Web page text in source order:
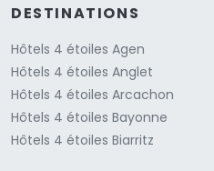
DESTINATIONS
Hôtels 4 étoiles Agen
Hôtels 4 étoiles Anglet
Hôtels 4 étoiles Arcachon
Hôtels 4 étoiles Bayonne
Hôtels 4 étoiles Biarritz